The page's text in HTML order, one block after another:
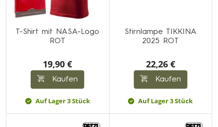
T-Shirt mit NASA-Logo
ROT
19,90 €
Kaufen
Auf Lager 3 Stück
Stirnlampe TIKKINA
2025 ROT
22,26 €
Kaufen
Auf Lager 3 Stück